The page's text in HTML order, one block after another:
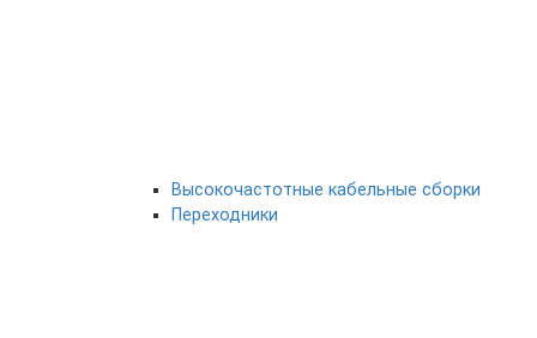
Высокочастотные кабельные сборки
Переходники